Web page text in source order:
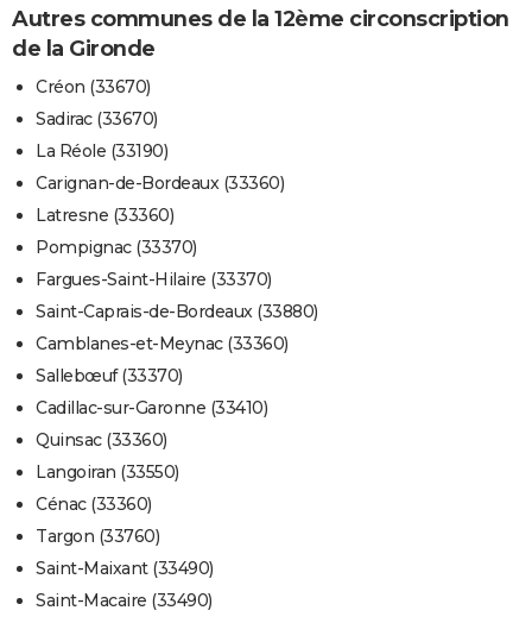
Autres communes de la 12ème circonscription
de la Gironde
Créon (33670)
Sadirac (33670)
La Réole (33190)
Carignan-de-Bordeaux (33360)
Latresne (33360)
Pompignac (33370)
Fargues-Saint-Hilaire (33370)
Saint-Caprais-de-Bordeaux (33880)
Camblanes-et-Meynac (33360)
Sallebœuf (33370)
Cadillac-sur-Garonne (33410)
Quinsac (33360)
Langoiran (33550)
Cénac (33360)
Targon (33760)
Saint-Maixant (33490)
Saint-Macaire (33490)